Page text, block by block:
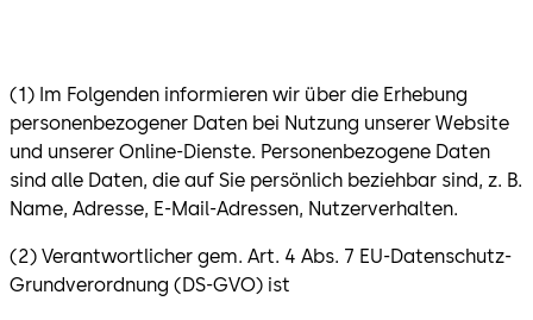
(1) Im Folgenden informieren wir über die Erhebung
personenbezogener Daten bei Nutzung unserer Website
und unserer Online-Dienste. Personenbezogene Daten
sind alle Daten, die auf Sie persönlich beziehbar sind, z. B.
Name, Adresse, E-Mail-Adressen, Nutzerverhalten.
(2) Verantwortlicher gem. Art. 4 Abs. 7 EU-Datenschutz-
Grundverordnung (DS-GVO) ist